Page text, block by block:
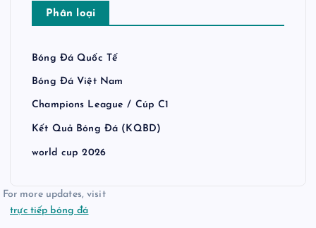
Phân loại
Bóng Đá Quốc Tế
Bóng Đá Việt Nam
Champions League / Cúp C1
Kết Quả Bóng Đá (KQBD)
world cup 2026
For more updates, visit
trực tiếp bóng đá